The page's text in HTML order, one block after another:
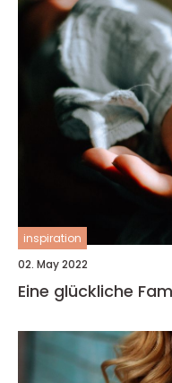
inspiration
02. May 2022
Eine glückliche